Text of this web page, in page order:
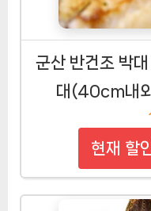
군산 반건조 박
대(40cm내
현재 할